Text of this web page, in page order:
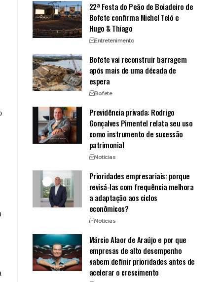
22ª Festa do Peão de Boiadeiro de
Bofete confirma Michel Teló e
Hugo & Thiago
Entretenimento
Bofete vai reconstruir barragem
após mais de uma década de
espera
Bofete
Previdência privada: Rodrigo
Gonçalves Pimentel relata seu uso
como instrumento de sucessão
patrimonial
Notícias
Prioridades empresariais: porque
revisá-las com frequência melhora
a adaptação aos ciclos
econômicos?
Notícias
Márcio Alaor de Araújo e por que
empresas de alto desempenho
sabem definir prioridades antes de
acelerar o crescimento